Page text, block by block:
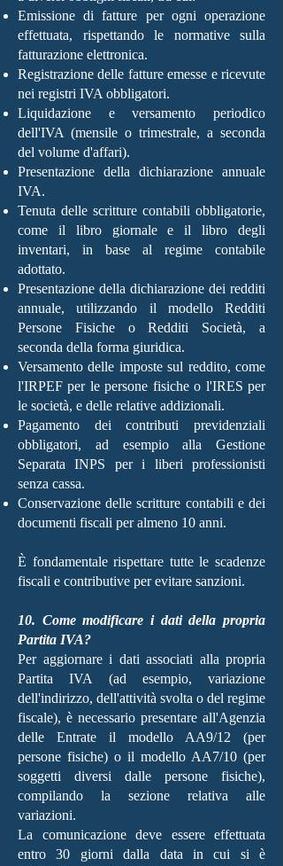
Emissione di fatture per ogni operazione
effettuata, rispettando le normative sulla
fatturazione elettronica.
Registrazione delle fatture emesse e ricevute
nei registri IVA obbligatori.
Liquidazione e versamento periodico
dell'IVA (mensile o trimestrale, a seconda
del volume d'affari).
Presentazione della dichiarazione annuale
IVA.
Tenuta delle scritture contabili obbligatorie,
come il libro giornale e il libro degli
inventari, in base al regime contabile
adottato.
Presentazione della dichiarazione dei redditi
annuale, utilizzando il modello Redditi
Persone Fisiche o Redditi Società, a
seconda della forma giuridica.
Versamento delle imposte sul reddito, come
l'IRPEF per le persone fisiche o l'IRES per
le società, e delle relative addizionali.
Pagamento dei contributi previdenziali
obbligatori, ad esempio alla Gestione
Separata INPS per i liberi professionisti
senza cassa.
Conservazione delle scritture contabili e dei
documenti fiscali per almeno 10 anni.
È fondamentale rispettare tutte le scadenze
fiscali e contributive per evitare sanzioni.
10. Come modificare i dati della propria
Partita IVA?
Per aggiornare i dati associati alla propria
Partita IVA (ad esempio, variazione
dell'indirizzo, dell'attività svolta o del regime
fiscale), è necessario presentare all'Agenzia
delle Entrate il modello AA9/12 (per
persone fisiche) o il modello AA7/10 (per
soggetti diversi dalle persone fisiche),
compilando la sezione relativa alle
variazioni.
La comunicazione deve essere effettuata
entro 30 giorni dalla data in cui si è